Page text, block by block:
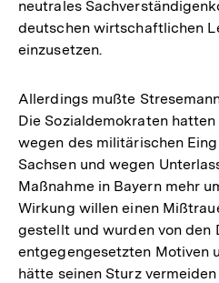
neutrales
deutschen wirtschaftlichen
einzusetzen.
Allerdings mußte
Die Sozialdemokraten
wegen des militärischen
Sachsen und wegen
Maßnahme in Bayern mehr
Wirkung willen einen
gestellt und wurden von den
entgegengesetzten Motiven
hätte seinen Sturz